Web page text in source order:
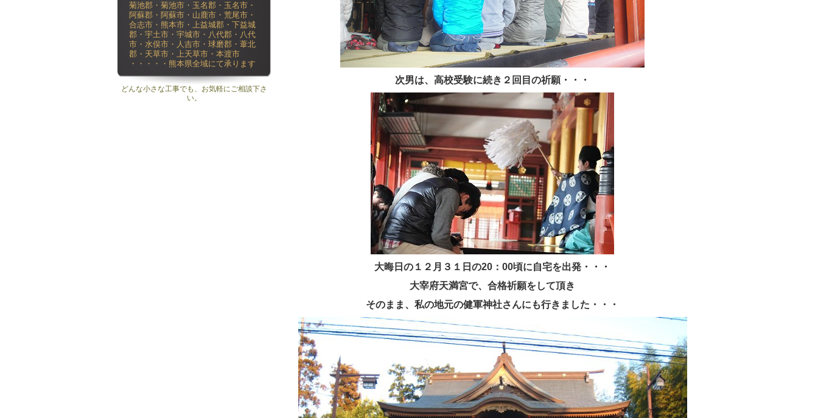
次男は、高校受験に続き２回目の祈願・・・
大晦日の１２月３１日の20：00頃に自宅を出発・・・
大宰府天満宮で、合格祈願をして頂き
そのまま、私の地元の健軍神社さんにも行きました・・・
菊池郡・菊池市・玉名郡・玉名市・
阿蘇郡・阿蘇市・山鹿市・荒尾市・
合志市・熊本市・上益城郡・下益城
郡・宇土市・宇城市・八代郡・八代
市・水俣市・人吉市・球磨郡・葦北
郡・天草市・上天草市・本渡市
・・・・・熊本県全域にて承ります
どんな小さな工事でも、お気軽にご相談下さ
い。